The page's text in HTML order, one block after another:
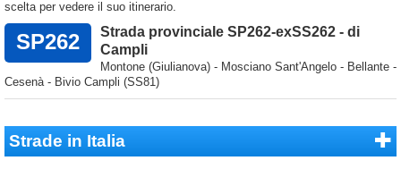
scelta per vedere il suo itinerario.
SP262
Strada provinciale SP262-exSS262 - di
Campli
Montone (Giulianova) - Mosciano Sant'Angelo - Bellante -
Cesenà - Bivio Campli (SS81)
Strade in Italia